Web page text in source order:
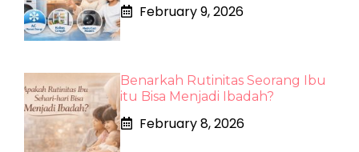
February 9, 2026
Benarkah Rutinitas Seorang Ibu
itu Bisa Menjadi Ibadah?
February 8, 2026